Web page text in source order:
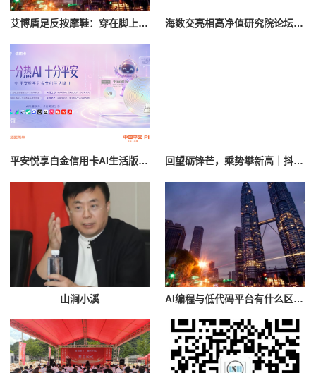
艾博盾足反按摩鞋：穿在脚上的放松体验 海数交亮相高净值研究院论坛：共话AI时代分配新范式
平安悦享白金信用卡AI生活版，“全场景AI信用卡”终于来了！ 回望砺锋芒，乘势攀新高｜抖尘科技2026年上半年总结暨618复盘评优大会圆满落幕
山涧小溪 AI编程与低代码平台有什么区别？2026年企业如何选择AI开发工具